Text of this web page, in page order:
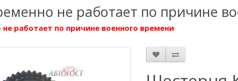
не работает по причине
работает по причине военного времени